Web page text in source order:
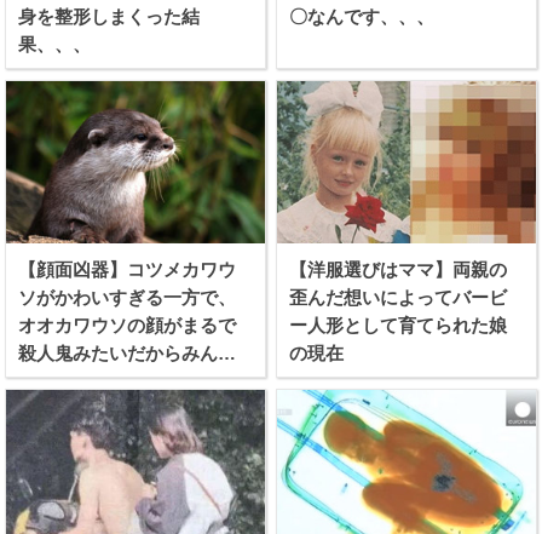
身を整形しまくった結
果、、、
〇なんです、、、
【顔面凶器】コツメカワウ
ソがかわいすぎる一方で、
オオカワウソの顔がまるで
殺人鬼みたいだからみんな
見てくれ！
【洋服選びはママ】両親の
歪んだ想いによってバービ
ー人形として育てられた娘
の現在